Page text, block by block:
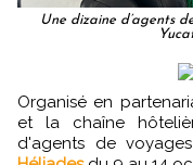
Une dizaine d’agents
Organisé en partenariat avec la compagnie Air Caraïbes
et la chaîne
d'agents de